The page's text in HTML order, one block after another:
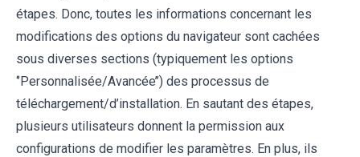
étapes. Donc, toutes les informations concernant les
modifications des options du navigateur sont cachées
sous diverses sections (typiquement les options
‘’Personnalisée/Avancée’’) des processus de
téléchargement/d’installation. En sautant des étapes,
plusieurs utilisateurs donnent la permission aux
configurations de modifier les paramètres. En plus, ils